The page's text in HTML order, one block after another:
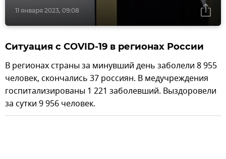
11 января 2023, 09:08
Ситуация с COVID-19 в регионах России
В регионах страны за минувший день заболели 8 955
человек, скончались 37 россиян. В медучреждения
госпитализированы 1 221 заболевший. Выздоровели
за сутки 9 956 человек.